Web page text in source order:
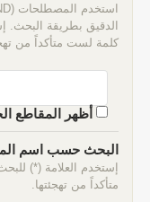
الدقيق بطريقة البحث.
كلمة لست متأكداً من
أظهر المقاطع
البحث حسب اسم
إستخدم العلامة (*)
متأكداً من تهجئتها.